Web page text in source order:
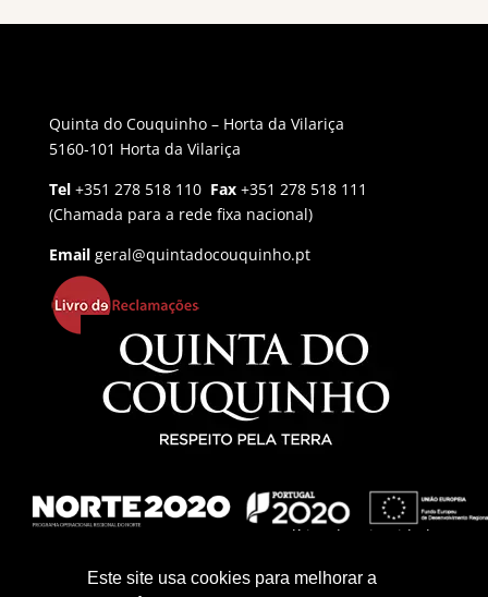
Este site usa cookies para melhorar a
Quinta do Couquinho – Horta da Vilariça
5160-101 Horta da Vilariça
Tel +351 278 518 110 Fax +351 278 518 111
(Chamada para a rede fixa nacional)
Email geral@quintadocouquinho.pt
Política de Privacidade
Política de Cookies